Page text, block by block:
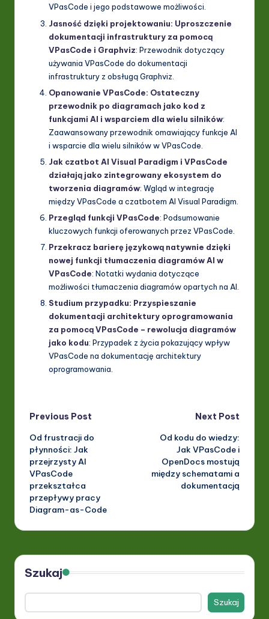
VPasCode i jego podstawowe możliwości.
Jasność dzięki projektowaniu: Uproszczenie
dokumentacji infrastruktury za pomocą
VPasCode i Graphviz: Przewodnik dotyczący
używania VPasCode do dokumentacji
infrastruktury z obsługą Graphviz.
Opanowanie VPasCode: Ostateczny
przewodnik po diagramach jako kod z
funkcjami AI i wsparciem dla wielu silników:
Zaawansowany przewodnik omawiający funkcje AI
i wsparcie dla wielu silników w VPasCode.
Jak czatbot AI Visual Paradigm i VPasCode
działają jako zintegrowany ekosystem do
tworzenia diagramów: Wgląd w integrację
między VPasCode a czatbotem AI Visual Paradigm.
Przegląd funkcji VPasCode: Podsumowanie
kluczowych funkcji oferowanych przez VPasCode.
Przekracz barierę językową natywnie dzięki
nowej funkcji tłumaczenia diagramów AI w
VPasCode: Notatki wydania dotyczące
możliwości tłumaczenia diagramów opartych na AI.
Studium przypadku: Przyspieszanie
dokumentacji architektury oprogramowania
za pomocą VPasCode – rewolucja diagramów
jako kodu: Przypadek z życia pokazujący wpływ
VPasCode na dokumentację architektury
oprogramowania.
Post
navigation
Previous Post
Od frustracji do
płynności: Jak
przejrzysty AI
VPasCode
przekształca
przepływy pracy
Diagram-as-Code
Next Post
Od kodu do wiedzy:
Jak VPasCode i
OpenDocs mostują
między schematami a
dokumentacją
Szukaj
Szukaj